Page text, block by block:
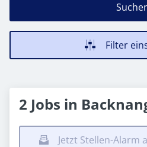
Filter
2 Jobs in
Jetzt Stellen-Alarm